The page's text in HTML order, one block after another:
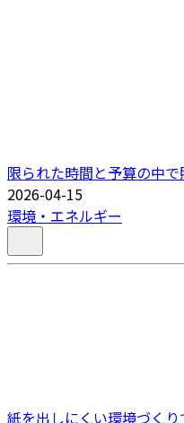
限られた時間と予算の中で
2026-04-15
環境・エネルギー
紙を出しにくい環境づく